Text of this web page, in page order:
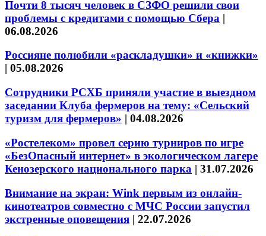
Почти 8 тысяч человек в СЗФО решили свои
проблемы с кредитами с помощью Сбера |
06.08.2026
Россияне полюбили «раскладушки» и «книжки»
| 05.08.2026
Сотрудники РСХБ приняли участие в выездном
заседании Клуба фермеров на тему: «Сельский
туризм для фермеров» | 04.08.2026
«Ростелеком» провел серию турниров по игре
«БезОпасный интернет» в экологическом лагере
Кенозерского национального парка | 31.07.2026
Внимание на экран: Wink первым из онлайн-
кинотеатров совместно с МЧС России запустил
экстренные оповещения | 22.07.2026